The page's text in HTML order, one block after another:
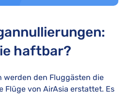
haftbar?
werden den Fluggästen die
Flüge von AirAsia erstattet. Es